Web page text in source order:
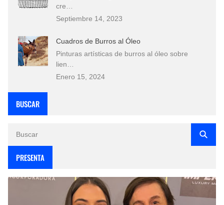
cre…
Septiembre 14, 2023
Cuadros de Burros al Óleo
Pinturas artísticas de burros al óleo sobre
lien…
Enero 15, 2024
BUSCAR
PRESENTA